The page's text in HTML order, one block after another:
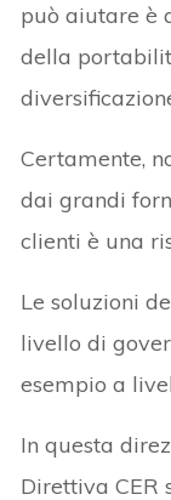
può aiutare è
della
Certamente,
dai grandi
clienti è una
Le soluzioni
livello di
esempio a
In questa
Direttiva CER